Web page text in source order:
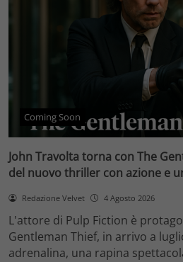
Coming Soon
John Travolta torna con The
del nuovo thriller con azione e
Redazione Velvet 4 Agosto 2026
L'attore di Pulp Fiction è
Gentleman Thief, in arrivo a
adrenalina, una rapina